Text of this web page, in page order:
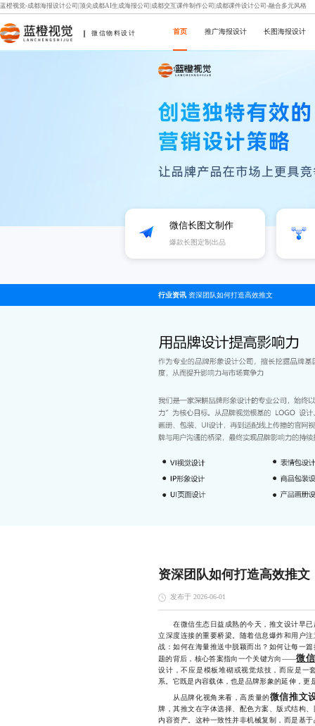
蓝橙视觉-成都海报设计公司|顶尖成都AI生成海报公司|成都交互课件制作公司|成都课件设计公司-融合多元风格
微信物料设计 首页 推广海报设计 长图海报设计
企业故事
微信长图文制作
爆款长图定制出品
行业资讯 资深团队如何打造高效推文
资深团队如何打造高效推文
发布于 2026-06-01
在微信生态日益成熟的今天，推文设计早已
立深度连接的重要桥梁。随着信息爆炸和用户
战：如何在海量推送中脱颖而出？如何让每一
题的背后，核心答案指向一个关键方向——微
设计，不应是模板堆砌或视觉炫技，而应是一
系。它既是内容载体，也是品牌形象的延伸，更
从品牌化视角来看，高质量的微信推文
牌，其推文在字体选择、配色方案、版式结构
内容资产。这种一致性并非机械复制，而是基